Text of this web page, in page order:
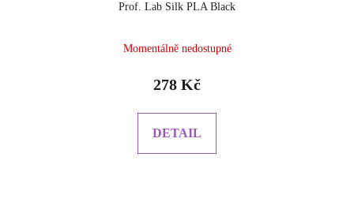
Prof. Lab Silk PLA Black
Momentálně nedostupné
278 Kč
DETAIL